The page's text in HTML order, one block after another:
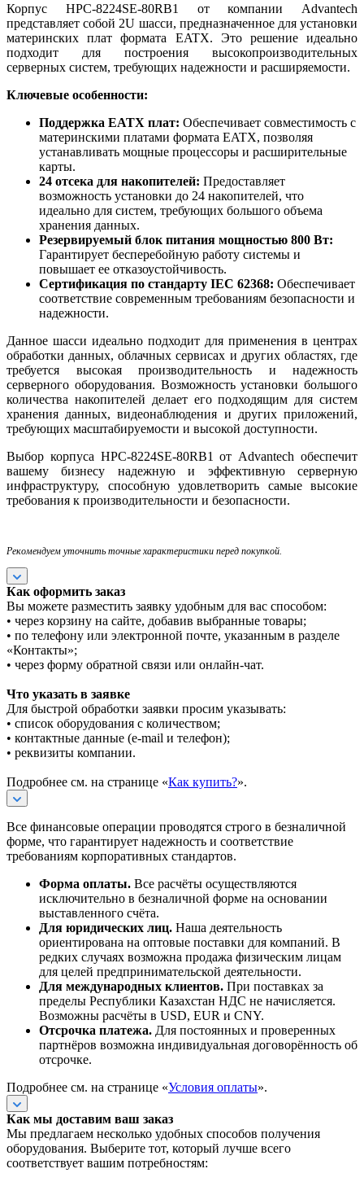
Корпус HPC-8224SE-80RB1 от компании Advantech
представляет собой 2U шасси, предназначенное для установки
материнских плат формата EATX. Это решение идеально
подходит для построения высокопроизводительных
серверных систем, требующих надежности и расширяемости.
Ключевые особенности:
Поддержка EATX плат: Обеспечивает совместимость с
материнскими платами формата EATX, позволяя
устанавливать мощные процессоры и расширительные
карты.
24 отсека для накопителей: Предоставляет
возможность установки до 24 накопителей, что
идеально для систем, требующих большого объема
хранения данных.
Резервируемый блок питания мощностью 800 Вт:
Гарантирует бесперебойную работу системы и
повышает ее отказоустойчивость.
Сертификация по стандарту IEC 62368: Обеспечивает
соответствие современным требованиям безопасности и
надежности.
Данное шасси идеально подходит для применения в центрах
обработки данных, облачных сервисах и других областях, где
требуется высокая производительность и надежность
серверного оборудования. Возможность установки большого
количества накопителей делает его подходящим для систем
хранения данных, видеонаблюдения и других приложений,
требующих масштабируемости и высокой доступности.
Выбор корпуса HPC-8224SE-80RB1 от Advantech обеспечит
вашему бизнесу надежную и эффективную серверную
инфраструктуру, способную удовлетворить самые высокие
требования к производительности и безопасности.
Рекомендуем уточнить точные характеристики перед покупкой.
Как оформить заказ
Вы можете разместить заявку удобным для вас способом:
• через корзину на сайте, добавив выбранные товары;
• по телефону или электронной почте, указанным в разделе
«Контакты»;
• через форму обратной связи или онлайн-чат.
Что указать в заявке
Для быстрой обработки заявки просим указывать:
• список оборудования с количеством;
• контактные данные (e-mail и телефон);
• реквизиты компании.
Подробнее см. на странице «Как купить?».
Все финансовые операции проводятся строго в безналичной
форме, что гарантирует надежность и соответствие
требованиям корпоративных стандартов.
Форма оплаты. Все расчёты осуществляются
исключительно в безналичной форме на основании
выставленного счёта.
Для юридических лиц. Наша деятельность
ориентирована на оптовые поставки для компаний. В
редких случаях возможна продажа физическим лицам
для целей предпринимательской деятельности.
Для международных клиентов. При поставках за
пределы Республики Казахстан НДС не начисляется.
Возможны расчёты в USD, EUR и CNY.
Отсрочка платежа. Для постоянных и проверенных
партнёров возможна индивидуальная договорённость об
отсрочке.
Подробнее см. на странице «Условия оплаты».
Как мы доставим ваш заказ
Мы предлагаем несколько удобных способов получения
оборудования. Выберите тот, который лучше всего
соответствует вашим потребностям: